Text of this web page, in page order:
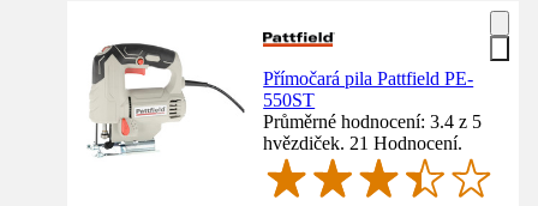
Přímočará pila Pattfield PE-
550ST
Průměrné hodnocení: 3.4 z 5
hvězdiček. 21 Hodnocení.